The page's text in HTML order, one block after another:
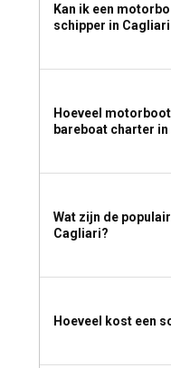
Kan ik een
schipper in
Hoeveel
bareboat charter
Wat zijn de
Cagliari?
Hoeveel kost een